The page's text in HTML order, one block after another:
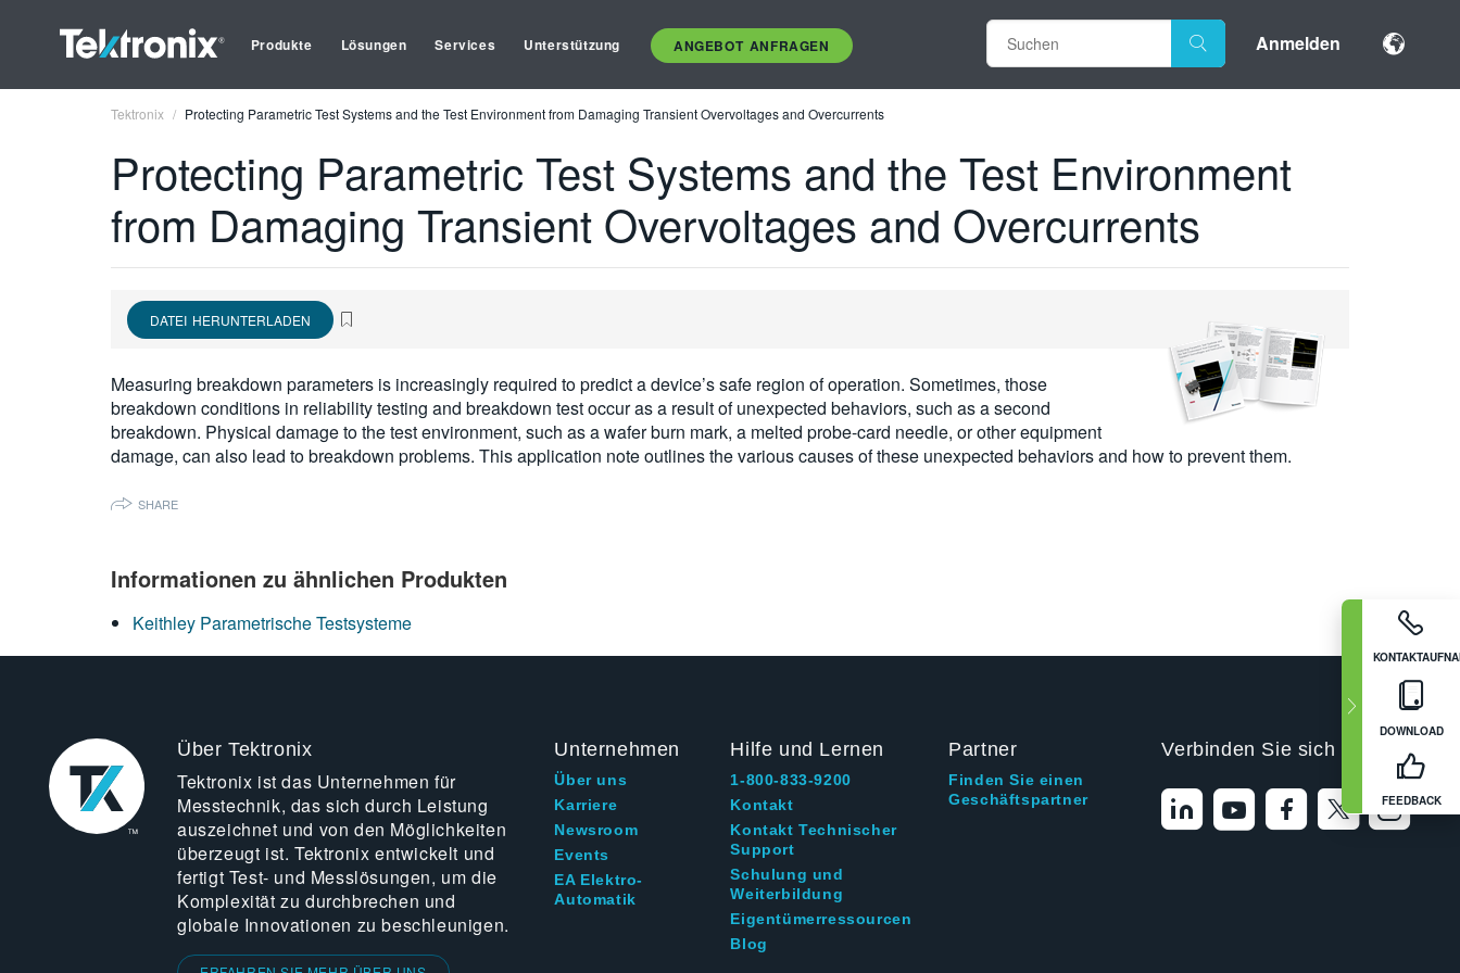
Produkte Lösungen Services Unterstützung ANGEBOT ANFRAGEN Anmelden
DOWNLOAD
FEEDBACK
Tektronix Protecting Parametric Test Systems and the Test Environment from Damaging Transient Overvoltages and Overcurrents
Protecting Parametric Test Systems and the Test Environment
from Damaging Transient Overvoltages and Overcurrents
DATEI HERUNTERLADEN
Measuring breakdown parameters is increasingly required to predict a device’s safe region of operation. Sometimes, those
breakdown conditions in reliability testing and breakdown test occur as a result of unexpected behaviors, such as a second
breakdown. Physical damage to the test environment, such as a wafer burn mark, a melted probe-card needle, or other equipment
damage, can also lead to breakdown problems. This application note outlines the various causes of these unexpected behaviors and how to prevent them.
SHARE
Informationen zu ähnlichen Produkten
Keithley Parametrische Testsysteme
Über Tektronix
Tektronix ist das Unternehmen für
Messtechnik, das sich durch Leistung
auszeichnet und von den Möglichkeiten
überzeugt ist. Tektronix entwickelt und
fertigt Test- und Messlösungen, um die
Komplexität zu durchbrechen und
globale Innovationen zu beschleunigen.
Unternehmen
Über uns
Karriere
Newsroom
Events
EA Elektro-
Automatik
Hilfe und Lernen
1-800-833-9200
Kontakt
Kontakt Technischer
Support
Schulung und
Weiterbildung
Eigentümerressourcen
Blog
Partner
Finden Sie einen
Geschäftspartner
Verbinden Sie sich mit uns